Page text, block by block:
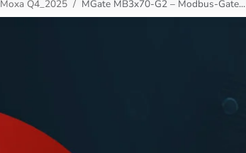
Moxa Q4_2025 MGate MB3x70-G2 – Modbus-Gate...